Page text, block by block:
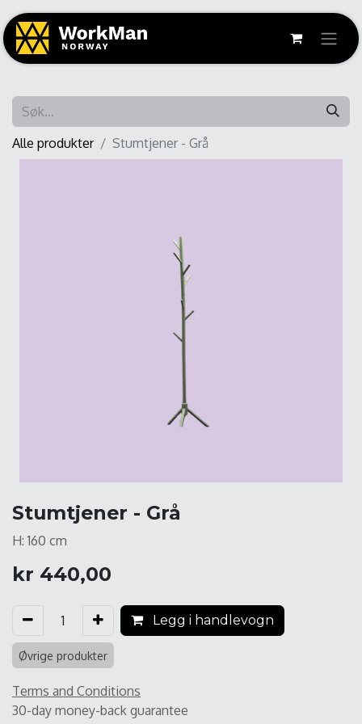
Alle produkter Stumtjener - Grå
Stumtjener - Grå
H: 160 cm
kr 440,00
Legg i handlevogn
Øvrige produkter
Terms and Conditions
30-day money-back guarantee